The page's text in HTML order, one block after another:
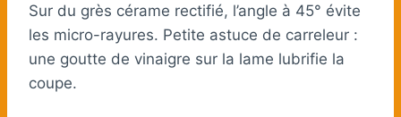
Sur du grès cérame rectifié, l’angle à 45° évite
les micro-rayures. Petite astuce de carreleur :
une goutte de vinaigre sur la lame lubrifie la
coupe.